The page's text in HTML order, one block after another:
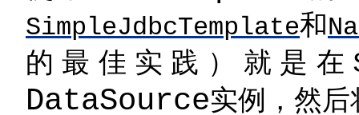
SimpleJdbcTemplate和
的最佳实践）就是在
DataSource实例，然